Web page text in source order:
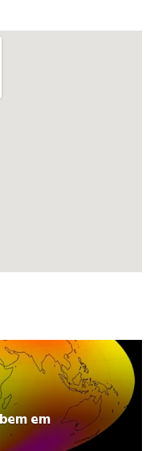
em